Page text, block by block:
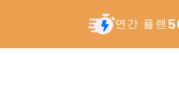
연간 플랜
인플루언서 찾기